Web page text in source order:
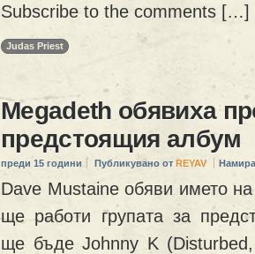
Subscribe to the comments […]
Judas Priest
Megadeth обявиха
предстоящия албум
преди 15 години Публикувано от REYAV
Dave Mustaine обяви името
ще работи групата за
ще бъде Johnny K